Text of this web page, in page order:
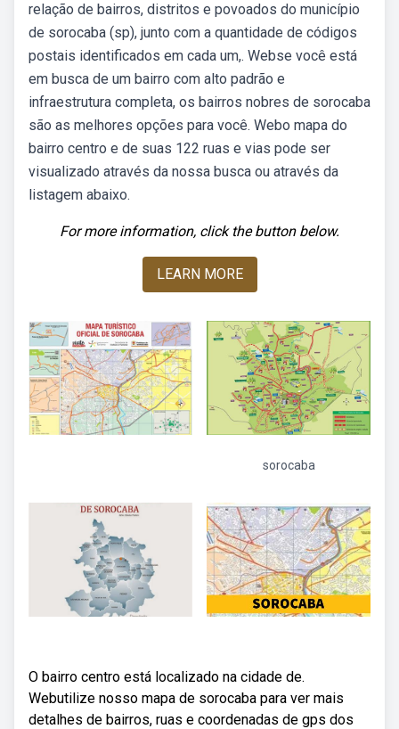
relação de bairros, distritos e povoados do município
de sorocaba (sp), junto com a quantidade de códigos
postais identificados em cada um,. Webse você está
em busca de um bairro com alto padrão e
infraestrutura completa, os bairros nobres de sorocaba
são as melhores opções para você. Webo mapa do
bairro centro e de suas 122 ruas e vias pode ser
visualizado através da nossa busca ou através da
listagem abaixo.
For more information, click the button below.
LEARN MORE
sorocaba
O bairro centro está localizado na cidade de.
Webutilize nosso mapa de sorocaba para ver mais
detalhes de bairros, ruas e coordenadas de gps dos